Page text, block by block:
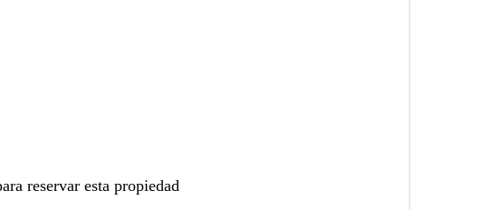
reservar esta propiedad